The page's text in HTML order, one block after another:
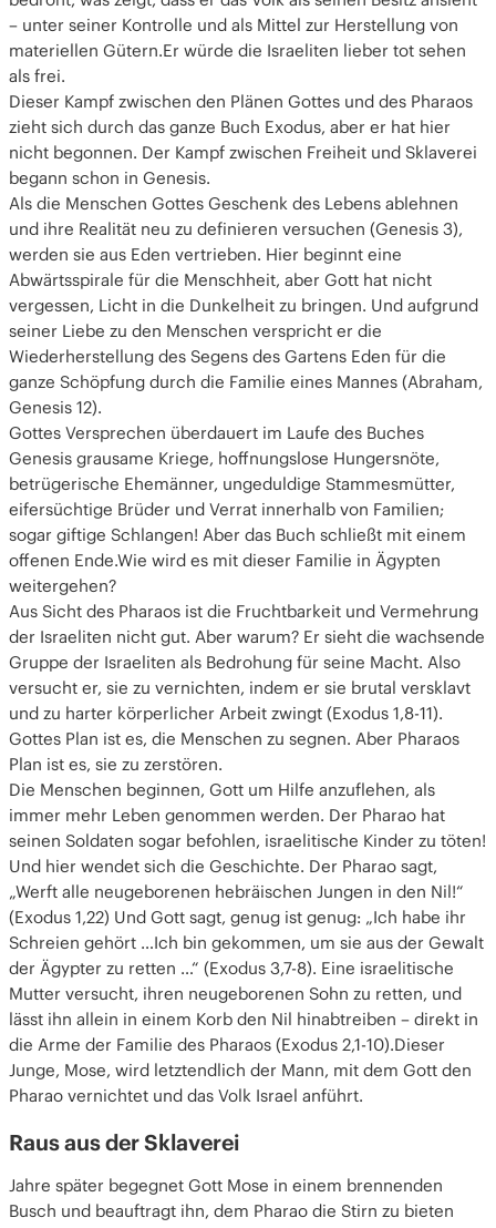
– unter seiner Kontrolle und als Mittel zur Herstellung von
materiellen Gütern.Er würde die Israeliten lieber tot sehen
als frei.
Dieser Kampf zwischen den Plänen Gottes und des Pharaos
zieht sich durch das ganze Buch Exodus, aber er hat hier
nicht begonnen. Der Kampf zwischen Freiheit und Sklaverei
begann schon in Genesis.
Als die Menschen Gottes Geschenk des Lebens ablehnen
und ihre Realität neu zu definieren versuchen (Genesis 3),
werden sie aus Eden vertrieben. Hier beginnt eine
Abwärtsspirale für die Menschheit, aber Gott hat nicht
vergessen, Licht in die Dunkelheit zu bringen. Und aufgrund
seiner Liebe zu den Menschen verspricht er die
Wiederherstellung des Segens des Gartens Eden für die
ganze Schöpfung durch die Familie eines Mannes (Abraham,
Genesis 12).
Gottes Versprechen überdauert im Laufe des Buches
Genesis grausame Kriege, hoffnungslose Hungersnöte,
betrügerische Ehemänner, ungeduldige Stammesmütter,
eifersüchtige Brüder und Verrat innerhalb von Familien;
sogar giftige Schlangen! Aber das Buch schließt mit einem
offenen Ende.Wie wird es mit dieser Familie in Ägypten
weitergehen?
Aus Sicht des Pharaos ist die Fruchtbarkeit und Vermehrung
der Israeliten nicht gut. Aber warum? Er sieht die wachsende
Gruppe der Israeliten als Bedrohung für seine Macht. Also
versucht er, sie zu vernichten, indem er sie brutal versklavt
und zu harter körperlicher Arbeit zwingt (Exodus 1,8-11).
Gottes Plan ist es, die Menschen zu segnen. Aber Pharaos
Plan ist es, sie zu zerstören.
Die Menschen beginnen, Gott um Hilfe anzuflehen, als
immer mehr Leben genommen werden. Der Pharao hat
seinen Soldaten sogar befohlen, israelitische Kinder zu töten!
Und hier wendet sich die Geschichte. Der Pharao sagt,
„Werft alle neugeborenen hebräischen Jungen in den Nil!“
(Exodus 1,22) Und Gott sagt, genug ist genug: „Ich habe ihr
Schreien gehört …Ich bin gekommen, um sie aus der Gewalt
der Ägypter zu retten …“ (Exodus 3,7-8). Eine israelitische
Mutter versucht, ihren neugeborenen Sohn zu retten, und
lässt ihn allein in einem Korb den Nil hinabtreiben – direkt in
die Arme der Familie des Pharaos (Exodus 2,1-10).Dieser
Junge, Mose, wird letztendlich der Mann, mit dem Gott den
Pharao vernichtet und das Volk Israel anführt.
Raus aus der Sklaverei
Jahre später begegnet Gott Mose in einem brennenden
Busch und beauftragt ihn, dem Pharao die Stirn zu bieten